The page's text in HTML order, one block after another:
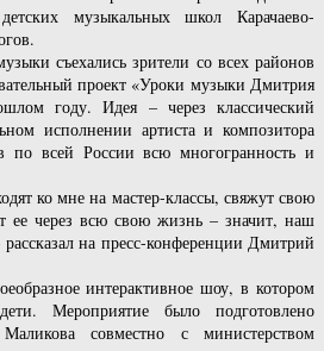
музыкальных школ Карачаево-
съехались зрители со всех районов
проект «Уроки музыки Дмитрия
году. Идея – через классический
исполнении артиста и композитора
по всей России всю многогранность и
ко мне на мастер-классы, свяжут свою
ее через всю свою жизнь – значит, наш
на пресс-конференции Дмитрий
интерактивное шоу, в котором
Мероприятие было подготовлено
совместно с министерством